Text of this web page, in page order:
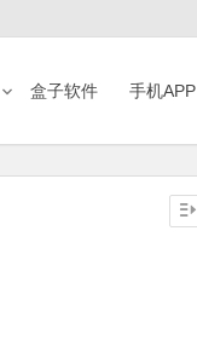
盒子软件 手机APP